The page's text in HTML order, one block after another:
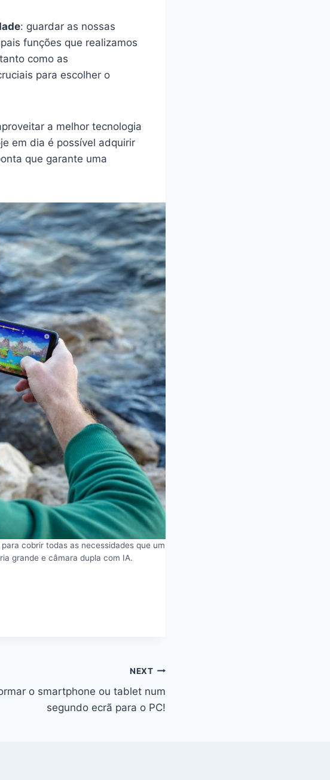
: guardar as nossas
funções que realizamos
como as
para escolher o
a melhor tecnologia
em dia é possível adquirir
que garante uma
cobrir todas as necessidades que um
grande e câmara dupla com IA.
NEXT
o smartphone ou tablet num
segundo ecrã para o PC!